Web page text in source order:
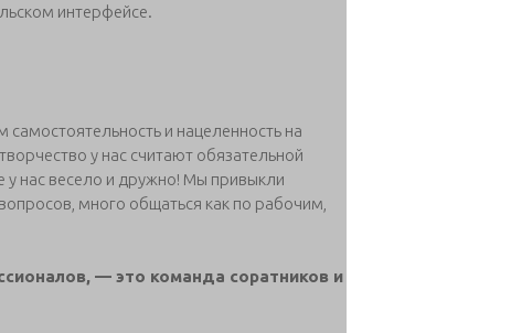
интерфейсе.
и нацеленность на
у нас считают обязательной
у нас весело и дружно! Мы привыкли
много общаться как по рабочим,
— это команда соратников и